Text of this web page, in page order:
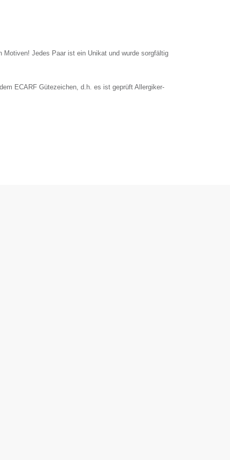
Jedes Paar ist ein Unikat und wurde sorgfältig
ECARF Gütezeichen, d.h. es ist geprüft Allergiker-